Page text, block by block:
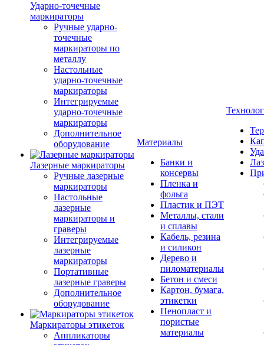
Ударно-точечные
маркираторы
Ручные ударно-
точечные
маркираторы по
металлу
Настольные
ударно-точечные
маркираторы
Интегрируемые
ударно-точечные
маркираторы
Дополнительное
оборудование
Лазерные маркираторы
Ручные лазерные
маркираторы
Настольные
лазерные
маркираторы и
граверы
Интегрируемые
лазерные
маркираторы
Портативные
лазерные граверы
Дополнительное
оборудование
Маркираторы этикеток
Аппликаторы
Материалы
Банки и
консервы
Пленка и
фольга
Пластик и ПЭТ
Металлы, стали
и сплавы
Кабель, резина
и силикон
Дерево и
пиломатериалы
Бетон и смеси
Картон, бумага,
этикетки
Пенопласт и
пористые
материалы